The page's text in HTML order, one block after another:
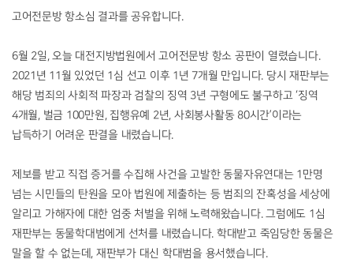
고어전문방 항소심 결과를 공유합니다.
6월 2일, 오늘 대전지방법원에서 고어전문방 항소 공판이 열렸습니다.
2021년 11월 있었던 1심 선고 이후 1년 7개월 만입니다. 당시 재판부는
해당 범죄의 사회적 파장과 검찰의 징역 3년 구형에도 불구하고 ‘징역
4개월, 벌금 100만원, 집행유예 2년, 사회봉사활동 80시간’이라는
납득하기 어려운 판결을 내렸습니다.
제보를 받고 직접 증거를 수집해 사건을 고발한 동물자유연대는 1만명
넘는 시민들의 탄원을 모아 법원에 제출하는 등 범죄의 잔혹성을 세상에
알리고 가해자에 대한 엄중 처벌을 위해 노력해왔습니다. 그럼에도 1심
재판부는 동물학대범에게 선처를 내렸습니다. 학대받고 죽임당한 동물은
말을 할 수 없는데, 재판부가 대신 학대범을 용서했습니다.